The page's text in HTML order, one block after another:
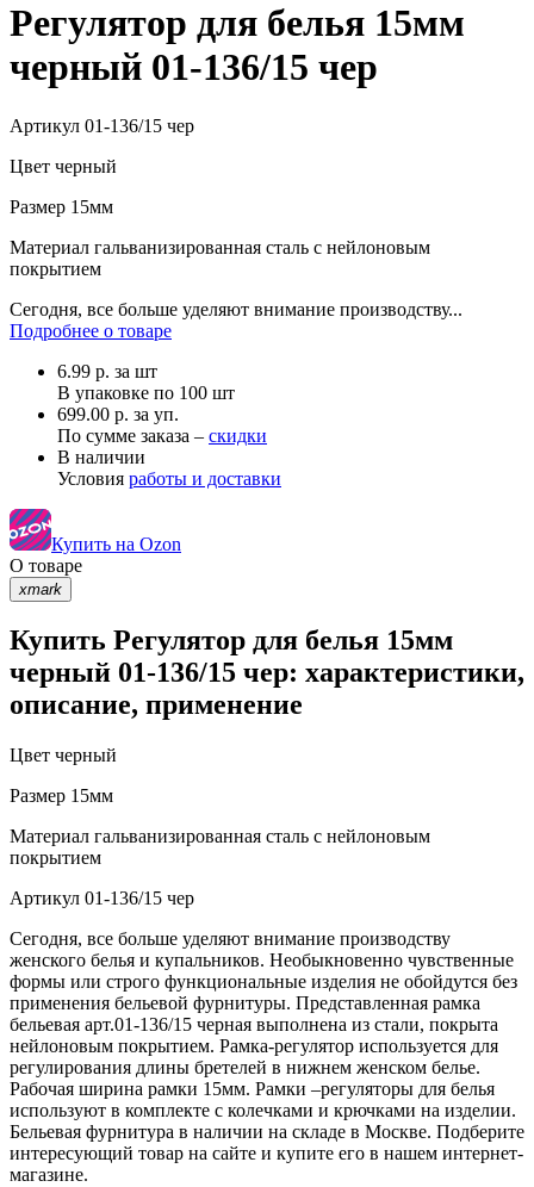
Регулятор для белья 15мм
черный 01-136/15 чер
Артикул 01-136/15 чер
Цвет черный
Размер 15мм
Материал гальванизированная сталь с нейлоновым
покрытием
Сегодня, все больше уделяют внимание производству...
Подробнее о товаре
6.99 р. за шт
В упаковке по 100 шт
699.00 р. за уп.
По сумме заказа – скидки
В наличии
Условия работы и доставки
Купить на Ozon
О товаре
xmark
Купить Регулятор для белья 15мм
черный 01-136/15 чер: характеристики,
описание, применение
Цвет черный
Размер 15мм
Материал гальванизированная сталь с нейлоновым
покрытием
Артикул 01-136/15 чер
Сегодня, все больше уделяют внимание производству
женского белья и купальников. Необыкновенно чувственные
формы или строго функциональные изделия не обойдутся без
применения бельевой фурнитуры. Представленная рамка
бельевая арт.01-136/15 черная выполнена из стали, покрыта
нейлоновым покрытием. Рамка-регулятор используется для
регулирования длины бретелей в нижнем женском белье.
Рабочая ширина рамки 15мм. Рамки –регуляторы для белья
используют в комплекте с колечками и крючками на изделии.
Бельевая фурнитура в наличии на складе в Москве. Подберите
интересующий товар на сайте и купите его в нашем интернет-
магазине.